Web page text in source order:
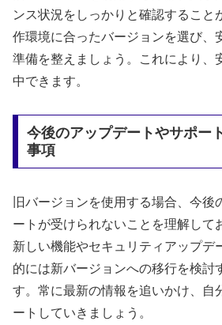
ンス状況をしっかりと確認すること
作環境に合ったバージョンを選び、
準備を整えましょう。これにより、
中できます。
今後のアップデートやサポー
事項
旧バージョンを使用する場合、今後
ートが受けられないことを理解して
新しい機能やセキュリティアップデ
的には新バージョンへの移行を検討
す。常に最新の情報を追いかけ、自
ートしていきましょう。